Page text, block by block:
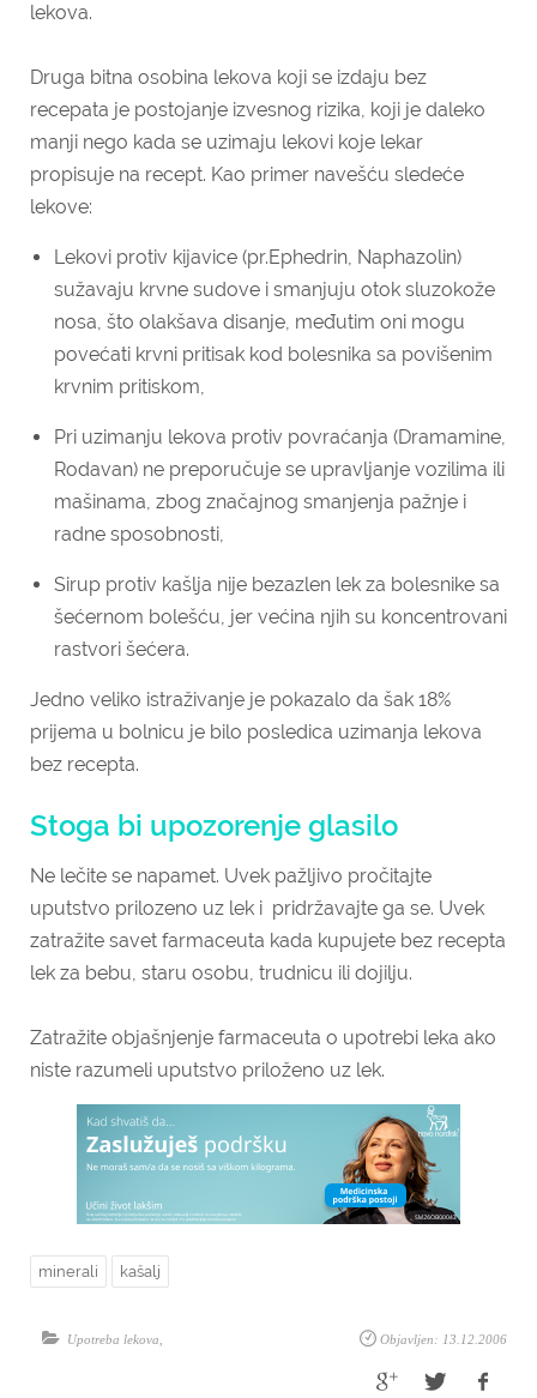
lekova.
Druga bitna osobina lekova koji se izdaju bez
recepata je postojanje izvesnog rizika, koji je daleko
manji nego kada se uzimaju lekovi koje lekar
propisuje na recept. Kao primer navešću sledeće
lekove:
Lekovi protiv kijavice (pr.Ephedrin, Naphazolin)
sužavaju krvne sudove i smanjuju otok sluzokože
nosa, što olakšava disanje, međutim oni mogu
povećati krvni pritisak kod bolesnika sa povišenim
krvnim pritiskom,
Pri uzimanju lekova protiv povraćanja (Dramamine,
Rodavan) ne preporučuje se upravljanje vozilima ili
mašinama, zbog značajnog smanjenja pažnje i
radne sposobnosti,
Sirup protiv kašlja nije bezazlen lek za bolesnike sa
šećernom bolešću, jer većina njih su koncentrovani
rastvori šećera.
Jedno veliko istraživanje je pokazalo da šak 18%
prijema u bolnicu je bilo posledica uzimanja lekova
bez recepta.
Stoga bi upozorenje glasilo
Ne lečite se napamet. Uvek pažljivo pročitajte
uputstvo prilozeno uz lek i pridržavajte ga se. Uvek
zatražite savet farmaceuta kada kupujete bez recepta
lek za bebu, staru osobu, trudnicu ili dojilju.
Zatražite objašnjenje farmaceuta o upotrebi leka ako
niste razumeli uputstvo priloženo uz lek.
minerali kašalj
Objavljen: 13.12.2006
Upotreba lekova